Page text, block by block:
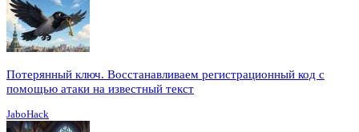
Потерянный ключ. Восстанавливаем регистрационный код с
помощью атаки на известный текст
JaboHack